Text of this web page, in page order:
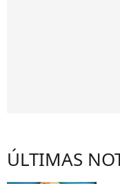
ÚLTIMAS